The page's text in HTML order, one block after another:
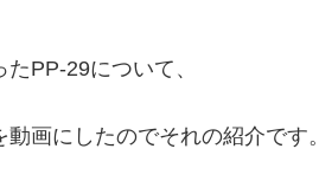
PP-29について、
画にしたのでそれの紹介です。